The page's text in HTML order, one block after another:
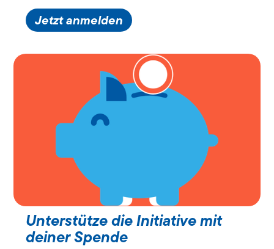
Jetzt anmelden
Unterstütze die Initiative mit
deiner Spende